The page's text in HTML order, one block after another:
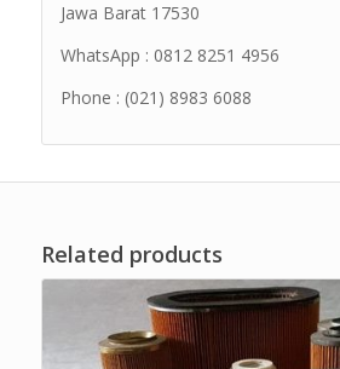
Jawa Barat 17530
WhatsApp : 0812 8251 4956
Phone : (021) 8983 6088
Related products